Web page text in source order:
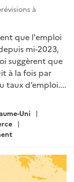
à
que l'emploi
mi-2023,
suggèrent que
à la fois par
taux d’emploi....
Uni